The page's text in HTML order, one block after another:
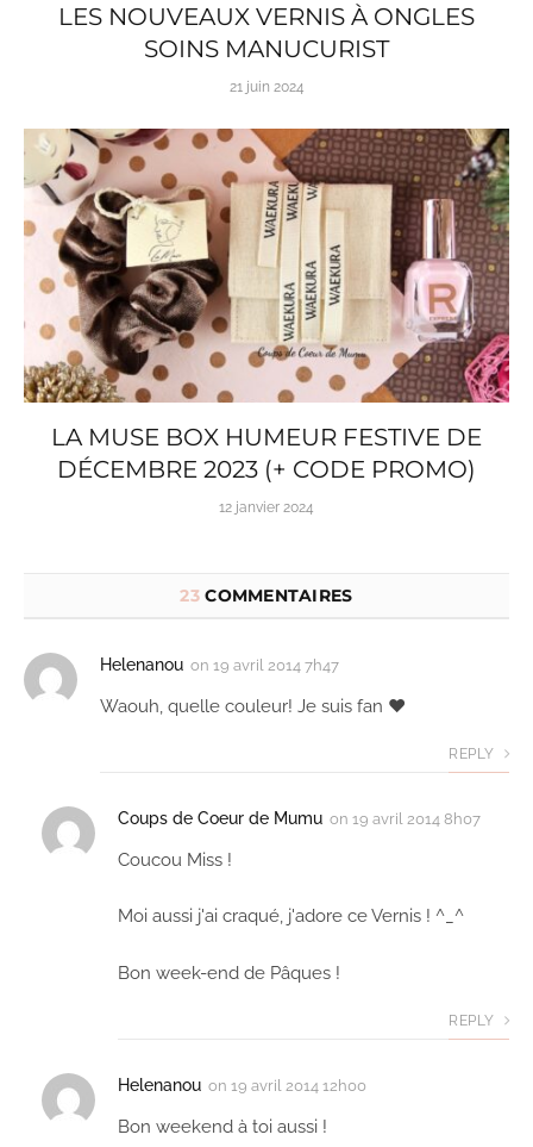
LES NOUVEAUX VERNIS À ONGLES
SOINS MANUCURIST
21 juin 2024
LA MUSE BOX HUMEUR FESTIVE DE
DÉCEMBRE 2023 (+ CODE PROMO)
12 janvier 2024
23COMMENTAIRES
Helenanou on 19 avril 2014 7h47
Waouh, quelle couleur! Je suis fan ♥
REPLY
Coups de Coeur de Mumu on 19 avril 2014 8h07
Coucou Miss !
Moi aussi j'ai craqué, j'adore ce Vernis ! ^_^
Bon week-end de Pâques !
REPLY
Helenanou on 19 avril 2014 12h00
Bon weekend à toi aussi !